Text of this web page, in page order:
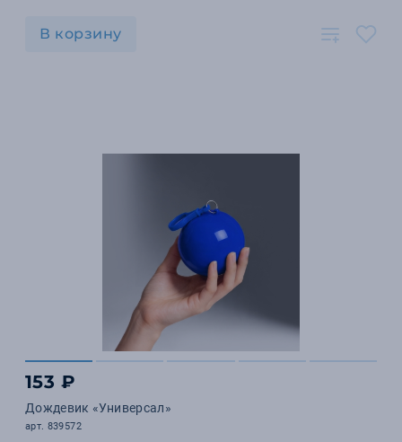
В корзину
153 ₽
Дождевик «Универсал»
арт. 839572